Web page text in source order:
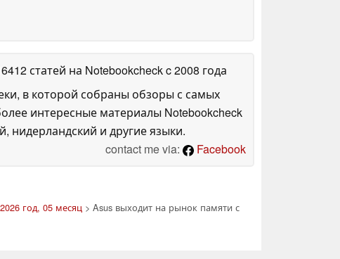
статей на Notebookcheckc 2008 года
в которой собраны обзоры с самых
интересные материалы Notebookcheck
нидерландский и другие языки.
contact me via:
Facebook
год, 05 месяц> Asus выходит на рынок памяти с